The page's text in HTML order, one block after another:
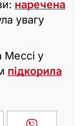
наречена
увагу
Мессі у
підкорила